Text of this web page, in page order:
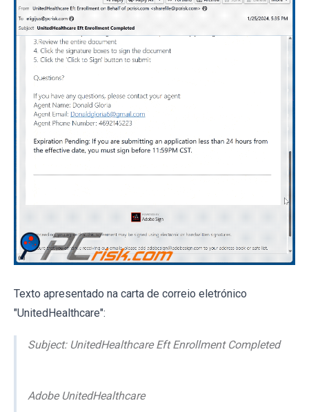
Texto apresentado na carta de correio eletrónico
"UnitedHealthcare":
Subject: UnitedHealthcare Eft Enrollment Completed
Adobe UnitedHealthcare